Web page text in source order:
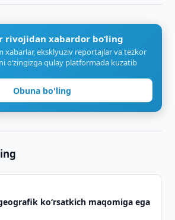
rivojidan xabardor bo‘ling
xabarlar, eksklyuziv reportajlar va tezkor
o‘zingizga qulay platformada kuzatib
Obuna bo'ling
ko‘rsatkich maqomiga ega